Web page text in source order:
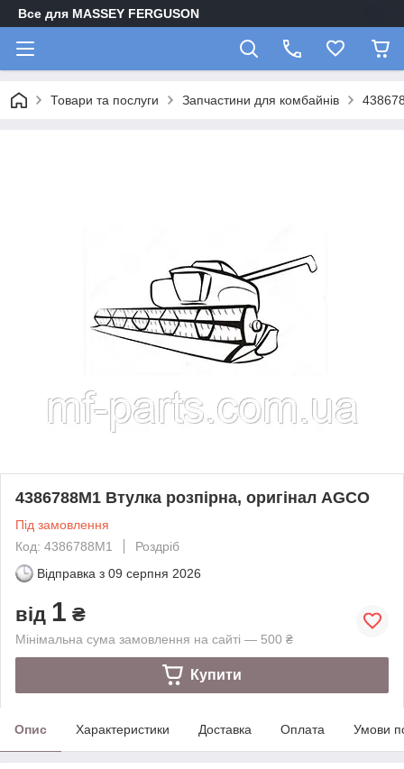
Все для MASSEY FERGUSON
Товари та послуги Запчастини для комбайнів
4386788M1 Втулка розпірна, оригінал AGCO
Під замовлення
Код: 4386788M1
Роздріб
Відправка з 09 серпня 2026
від 1 ₴
Мінімальна сума замовлення на сайті — 500 ₴
Купити
Опис Характеристики Доставка Оплата Умови